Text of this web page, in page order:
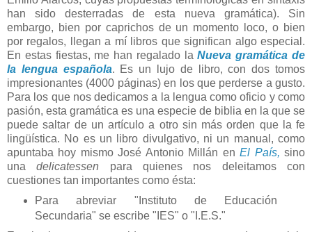
han sido desterradas de esta nueva gramática). Sin
embargo, bien por caprichos de un momento loco, o bien
por regalos, llegan a mí libros que significan algo especial.
En estas fiestas, me han regalado laNueva gramática de
la lengua española. Es un lujo de libro, con dos tomos
impresionantes (4000 páginas) en los que perderse a gusto.
Para los que nos dedicamos a la lengua como oficio y como
pasión, esta gramática es una especie de biblia en la que se
puede saltar de un artículo a otro sin más orden que la fe
lingüística. No es un libro divulgativo, ni un manual, como
apuntaba hoy mismo José Antonio Millán enEl País, sino
unadelicatessen para quienes nos deleitamos con
cuestiones tan importantes como ésta:
Para abreviar "Instituto de Educación
Secundaria" se escribe "IES" o "I.E.S."